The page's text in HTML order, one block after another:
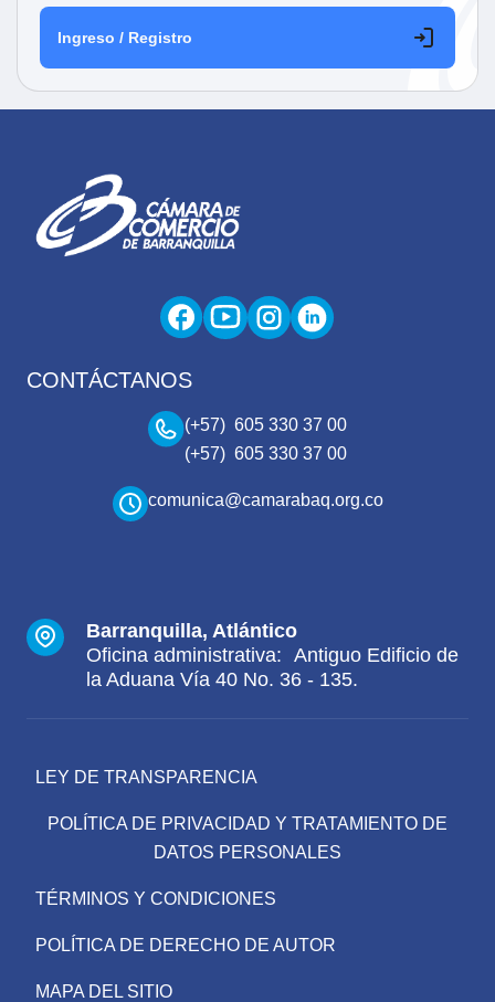
Ingreso / Registro
CONTÁCTANOS
(+57) 605 330 37 00
(+57) 605 330 37 00
comunica@camarabaq.org.co
Barranquilla, Atlántico
Oficina administrativa: Antiguo Edificio de
la Aduana Vía 40 No. 36 - 135.
LEY DE TRANSPARENCIA
POLÍTICA DE PRIVACIDAD Y TRATAMIENTO DE
DATOS PERSONALES
TÉRMINOS Y CONDICIONES
POLÍTICA DE DERECHO DE AUTOR
MAPA DEL SITIO